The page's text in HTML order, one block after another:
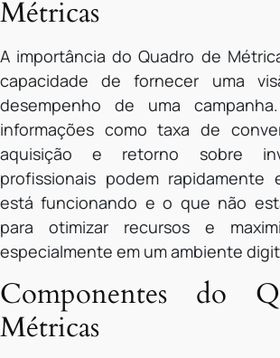
Métricas
A importância do Quadro de
capacidade de fornecer uma
desempenho de uma
informações como taxa de
aquisição e retorno sobre
profissionais podem
está funcionando e o que não
para otimizar recursos e
especialmente em um ambiente
Componentes do
Métricas